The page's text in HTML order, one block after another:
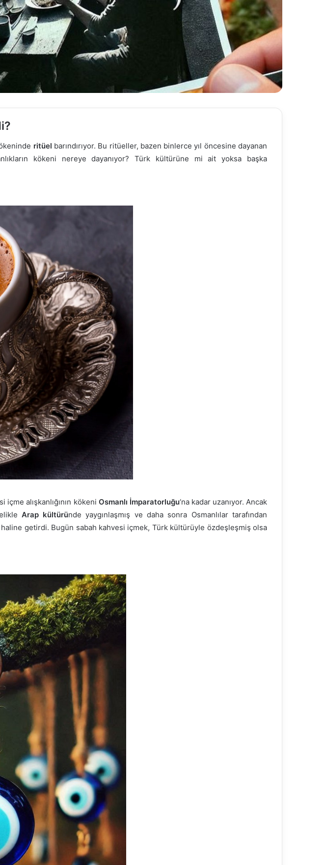
ritüel barındırıyor. Bu ritüeller, bazen binlerce yıl öncesine dayanan
kökeni nereye dayanıyor? Türk kültürüne mi ait yoksa başka
alışkanlığının kökeni Osmanlı İmparatorluğu‘na kadar uzanıyor. Ancak
Arap kültüründe yaygınlaşmış ve daha sonra Osmanlılar tarafından
haline getirdi. Bugün sabah kahvesi içmek, Türk kültürüyle özdeşleşmiş olsa